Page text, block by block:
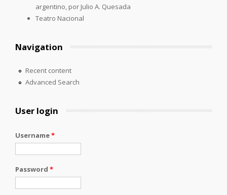
argentino, por Julio A. Quesada
Teatro Nacional
Navigation
Recent content
Advanced Search
User login
Username*
Password *